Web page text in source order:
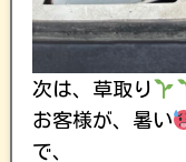
次は、草取り
お客様が、暑い
で、